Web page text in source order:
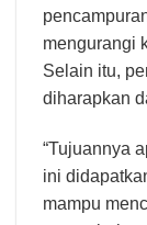
mengurangi
Selain itu,
diharapkan
“Tujuannya
ini
mampu